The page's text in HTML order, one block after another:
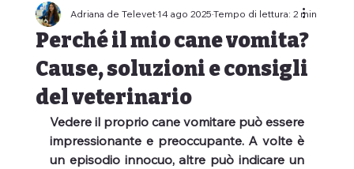
Perché il mio cane vomita?
Cause, soluzioni e consigli
del veterinario
Adriana de Televet14 ago 2025Tempo di lettura: 2 min
Vedere il proprio cane vomitare può essere
impressionante e preoccupante. A volte è
un episodio innocuo, altre può indicare un